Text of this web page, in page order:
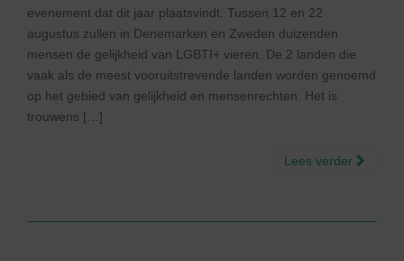
evenement dat dit jaar plaatsvindt. Tussen 12 en 22
augustus zullen in Denemarken en Zweden duizenden
mensen de gelijkheid van LGBTI+ vieren. De 2 landen die
vaak als de meest vooruitstrevende landen worden genoemd
op het gebied van gelijkheid en mensenrechten. Het is
trouwens […]
Lees verder